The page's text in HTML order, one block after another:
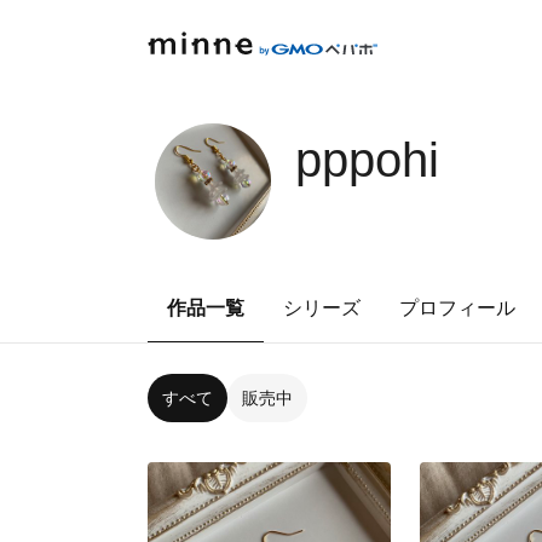
pppohi
作品一覧 シリーズ プロフィール
すべて 販売中